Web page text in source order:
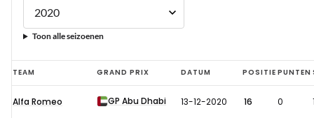
Toon alle seizoenen
Antonio
Giovinazzi
F1-
TEAM GRAND PRIX DATUM POSITIE PUNTEN
Alfa Romeo GP Abu Dhabi 13-12-2020 16 0